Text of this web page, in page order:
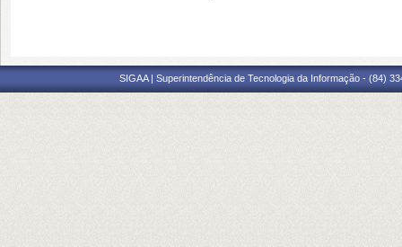
SIGAA | Superintendência de Tecnologia da Informação - (84)